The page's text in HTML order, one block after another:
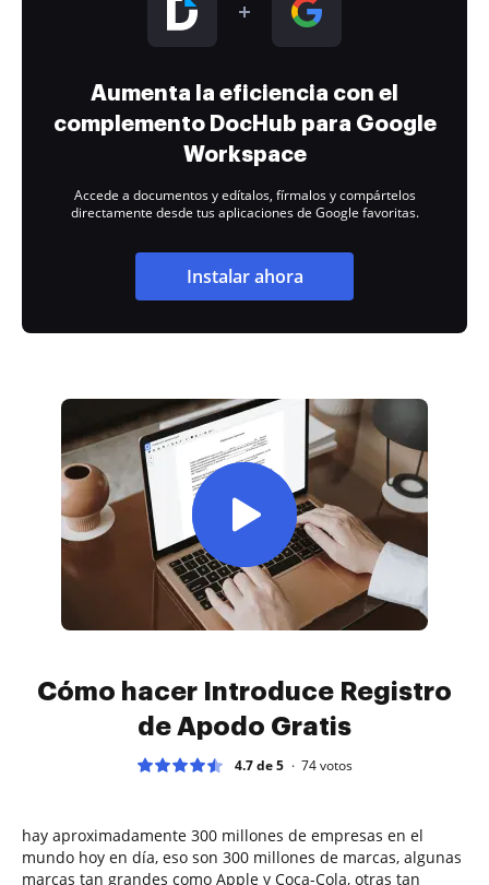
Aumenta la eficiencia con el
complemento DocHub para Google
Workspace
Accede a documentos y edítalos, fírmalos y compártelos
directamente desde tus aplicaciones de Google favoritas.
Instalar ahora
Cómo hacer Introduce Registro
de Apodo Gratis
4.7 de 5 74votos
hay aproximadamente 300 millones de empresas en el
mundo hoy en día, eso son 300 millones de marcas, algunas
marcas tan grandes como Apple y Coca-Cola, otras tan